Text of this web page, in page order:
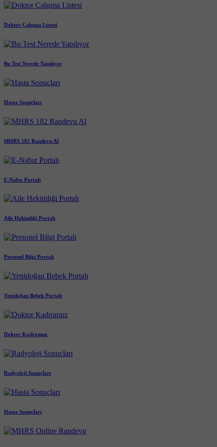
Doktor Çalışma Listesi
Bu Test Nerede Yapılıyor
Hasta Sonuçları
MHRS 182 Randevu Al
E-Nabız Portalı
Aile Hekimliği Portalı
Personel Bilgi Portalı
Yenidoğan Bebek Portalı
Doktor Kadromuz
Radyoloji Sonuçları
Hasta Sonuçları